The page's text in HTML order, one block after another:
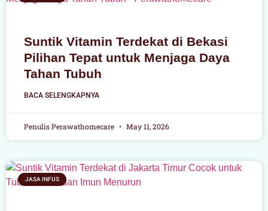
Suntik Vitamin Terdekat di Bekasi
Pilihan Tepat untuk Menjaga Daya
Tahan Tubuh
BACA SELENGKAPNYA
Penulis Perawathomecare May 11, 2026
JASA INFUS